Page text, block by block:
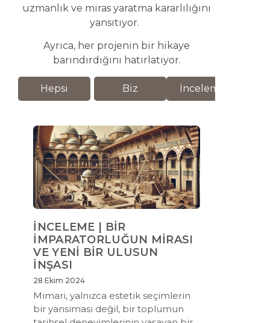
uzmanlık ve miras yaratma kararlılığını
yansıtıyor.
Ayrıca, her projenin bir hikaye
barındırdığını hatırlatıyor.
Hepsi Biz İnceleme
İNCELEME | BİR
İMPARATORLUĞUN MİRASI
VE YENİ BİR ULUSUN
İNŞASI
28 Ekim 2024
Mimari, yalnızca estetik seçimlerin
bir yansıması değil, bir toplumun